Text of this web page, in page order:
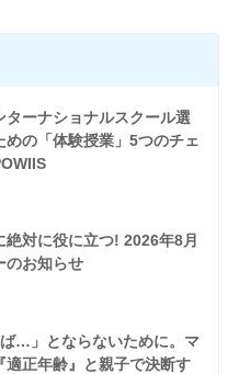
ターナショナルスクール選
めの「体験授業」5つのチェ
絶対に役に立つ! 2026年8月
のお知らせ
ば…」とならないために。マ
適正年齢』と親子で決断す